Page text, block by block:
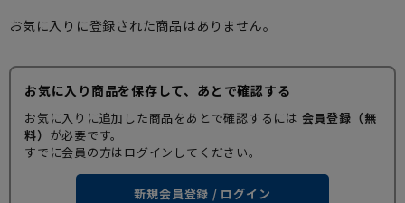
お気に入りに登録された商品はありません。
お気に入り商品を保存して、あとで確認する
お気に入りに追加した商品をあとで確認するには 会員登録（無
料） が必要です。
すでに会員の方はログインしてください。
新規会員登録 / ログイン